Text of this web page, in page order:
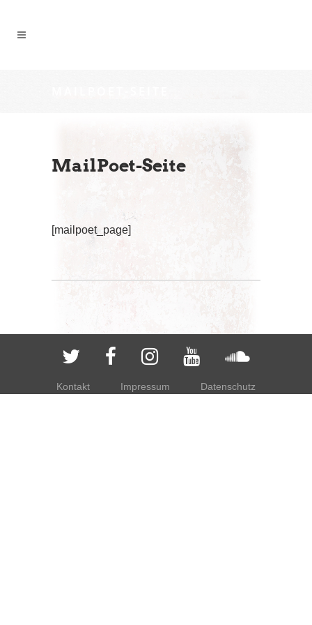
MailPoet-Seite
[mailpoet_page]
Kontakt Impressum Datenschutz